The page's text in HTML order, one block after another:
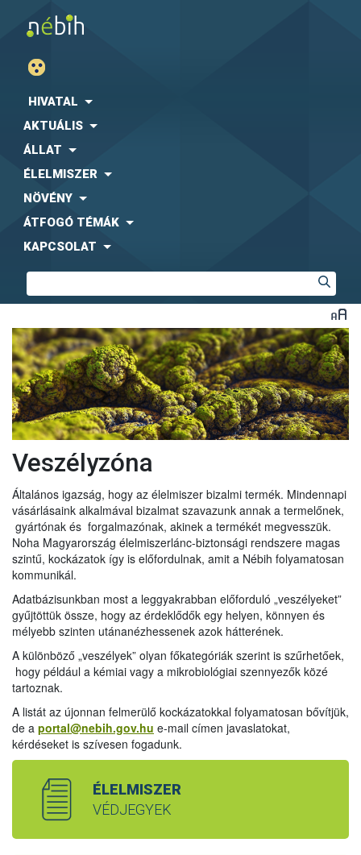
HIVATAL
AKTUÁLIS
ÁLLAT
ÉLELMISZER
NÖVÉNY
ÁTFOGÓ TÉMÁK
KAPCSOLAT
Veszélyzóna
Általános igazság, hogy az élelmiszer bizalmi termék. Mindennapi
vásárlásaink alkalmával bizalmat szavazunk annak a termelőnek,
gyártónak és forgalmazónak, akinek a termékét megvesszük.
Noha Magyarország élelmiszerlánc-biztonsági rendszere magas
szintű, kockázatok így is előfordulnak, amit a Nébih folyamatosan
kommunikál.
Adatbázisunkban most a leggyakrabban előforduló „veszélyeket”
gyűjtöttük össze, hogy az érdeklődők egy helyen, könnyen és
mélyebb szinten utánanézhessenek azok hátterének.
A különböző „veszélyek” olyan főkategóriák szerint is szűrhetőek,
hogy például a kémiai vagy a mikrobiológiai szennyezők közé
tartoznak.
A listát az újonnan felmerülő kockázatokkal folyamatosan bővítjük,
de a portal@nebih.gov.hu e-mail címen javaslatokat,
kérdéseket is szívesen fogadunk.
ÉLELMISZER
VÉDJEGYEK